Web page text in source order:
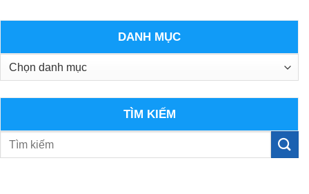
DANH MỤC
Danh
TÌM KIẾM